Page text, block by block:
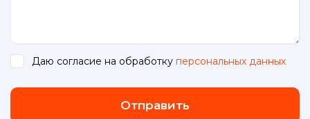
Даю согласие на обработку персональных данных
Отправить